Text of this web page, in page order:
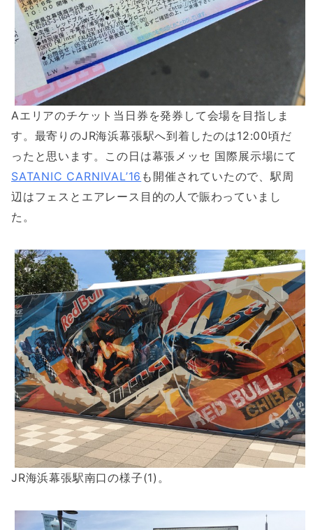
Aエリアのチケット当日券を発券して会場を目指しま
す。最寄りのJR海浜幕張駅へ到着したのは12:00頃だ
ったと思います。この日は幕張メッセ 国際展示場にて
SATANIC CARNIVAL’16 も開催されていたので、駅周
辺はフェスとエアレース目的の人で賑わっていまし
た。
JR海浜幕張駅南口の様子(1)。